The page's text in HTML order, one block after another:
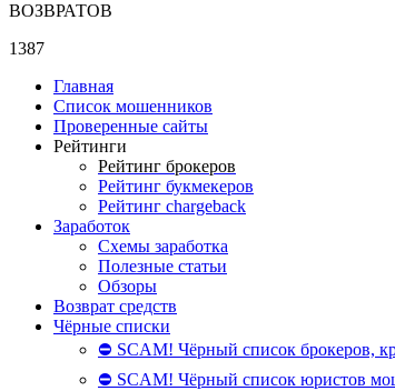
ВОЗВРАТОВ
1387
Главная
Список мошенников
Проверенные сайты
Рейтинги
Рейтинг брокеров
Рейтинг букмекеров
Рейтинг chargeback
Заработок
Схемы заработка
Полезные статьи
Обзоры
Возврат средств
Чёрные списки
⛔ SCAM! Чёрный список брокеров,
⛔ SCAM! Чёрный список юристов